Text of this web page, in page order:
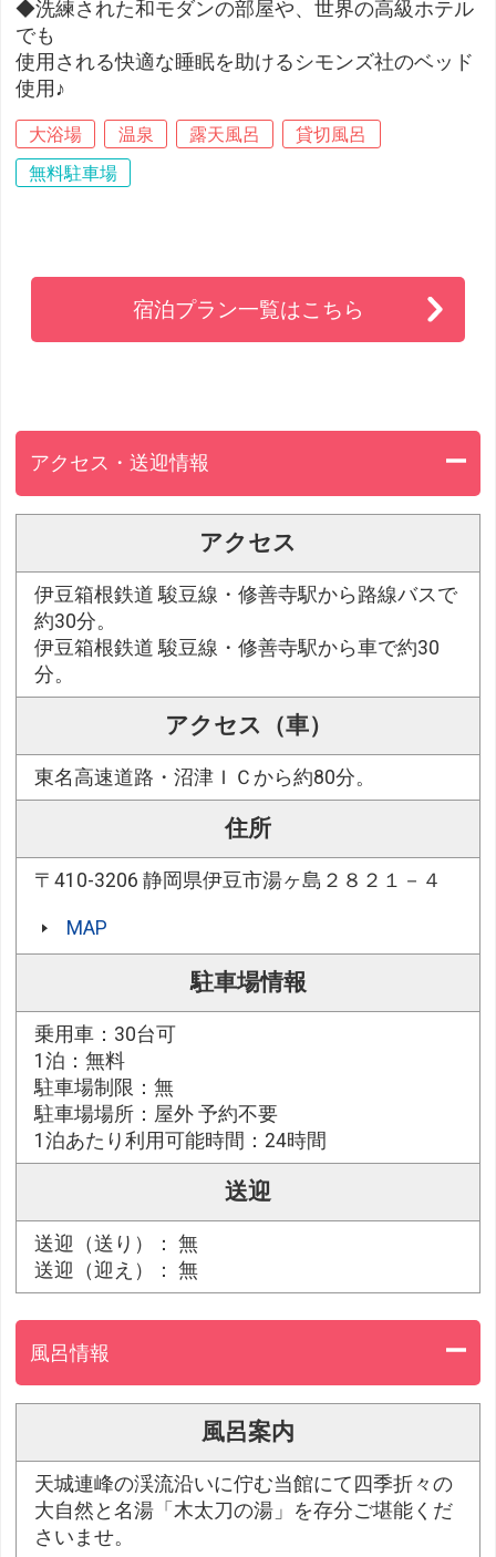
◆洗練された和モダンの部屋や、世界の高級ホテル
でも
使用される快適な睡眠を助けるシモンズ社のベッド
使用♪
大浴場 温泉 露天風呂
貸切風呂
無料駐車場
宿泊プラン一覧はこちら
アクセス・送迎情報
アクセス
伊豆箱根鉄道 駿豆線・修善寺駅から路線バスで
約30分。
伊豆箱根鉄道 駿豆線・修善寺駅から車で約30
分。
アクセス（車）
東名高速道路・沼津ＩＣから約80分。
住所
〒410-3206 静岡県伊豆市湯ヶ島２８２１－４
MAP
駐車場情報
乗用車：30台可
1泊：無料
駐車場制限：無
駐車場場所：屋外 予約不要
1泊あたり利用可能時間：24時間
送迎
送迎（送り）： 無
送迎（迎え）： 無
風呂情報
風呂案内
天城連峰の渓流沿いに佇む当館にて四季折々の
大自然と名湯「木太刀の湯」を存分ご堪能くだ
さいませ。